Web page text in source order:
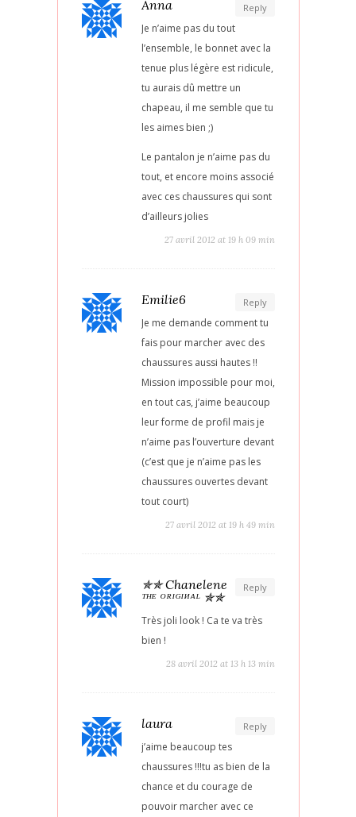
Reply
Anna
Je n’aime pas du tout
l’ensemble, le bonnet avec la
tenue plus légère est ridicule,
tu aurais dû mettre un
chapeau, il me semble que tu
les aimes bien ;)
Le pantalon je n’aime pas du
tout, et encore moins associé
avec ces chaussures qui sont
d’ailleurs jolies
27 avril 2012 at 19 h 09 min
Reply
Emilie6
Je me demande comment tu
fais pour marcher avec des
chaussures aussi hautes !!
Mission impossible pour moi,
en tout cas, j’aime beaucoup
leur forme de profil mais je
n’aime pas l’ouverture devant
(c’est que je n’aime pas les
chaussures ouvertes devant
tout court)
27 avril 2012 at 19 h 49 min
Reply
✯✯ Chanelene
ᵀᴴᴱ ᴼᴿᴵᴳᴵᴻᴬᴸ ✯✯
Très joli look ! Ca te va très
bien !
28 avril 2012 at 13 h 13 min
Reply
laura
j’aime beaucoup tes
chaussures !!!tu as bien de la
chance et du courage de
pouvoir marcher avec ce